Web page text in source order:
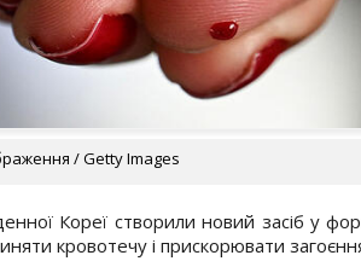
/ Getty Images
Кореї створили новий засіб у
кровотечу і прискорювати